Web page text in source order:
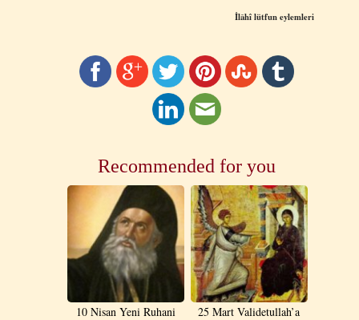
İlâhî lütfun eylemleri
Recommended for you
10 Nisan Yeni Ruhani
25 Mart Validetullah’a